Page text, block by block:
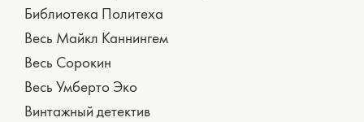
Библиотека Политеха
Весь Майкл Каннингем
Весь Сорокин
Весь Умберто Эко
Винтажный детектив